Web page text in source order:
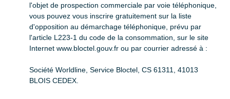
l'objet de prospection commerciale par voie téléphonique,
vous pouvez vous inscrire gratuitement sur la liste
d'opposition au démarchage téléphonique, prévu par
l'article L223-1 du code de la consommation, sur le site
Internet www.bloctel.gouv.fr ou par courrier adressé à :
Société Worldline, Service Bloctel, CS 61311, 41013
BLOIS CEDEX.